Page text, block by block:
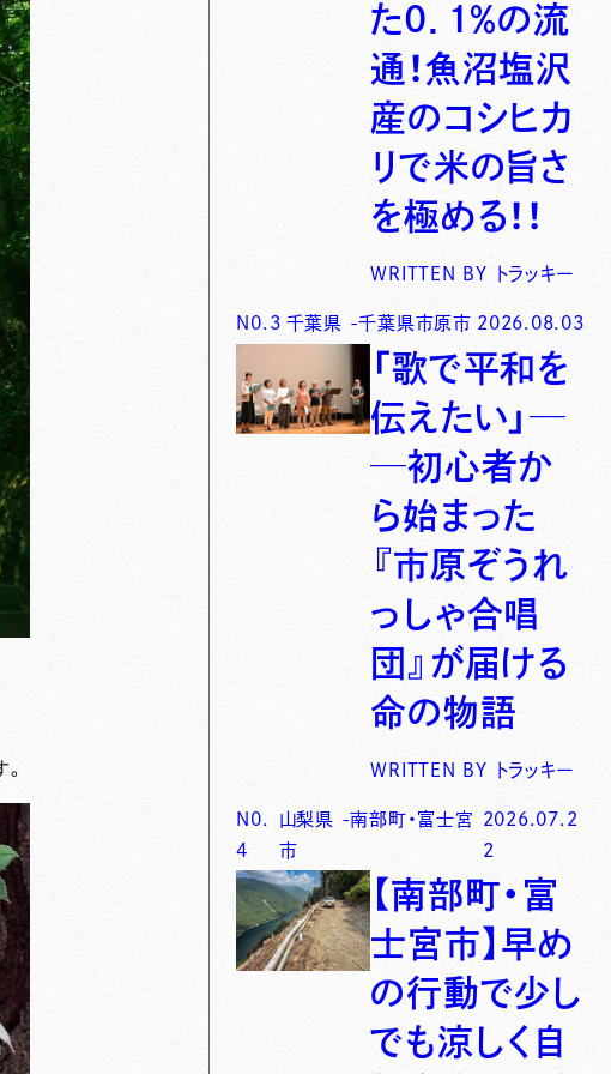
た0．1％の流
通！魚沼塩沢
産のコシヒカ
リで米の旨さ
を極める！！
WRITTEN BY トラッキー
N0. 3 千葉県 -千葉県市原市 2026.08.03
「歌で平和を
伝えたい」─
─初心者か
ら始まった
『市原ぞうれ
っしゃ合唱
団』が届ける
命の物語
WRITTEN BY トラッキー
N0.
4
山梨県 -南部町・富士宮
市
2026.07.2
2
【南部町・富
士宮市】早め
の行動で少し
でも涼しく自